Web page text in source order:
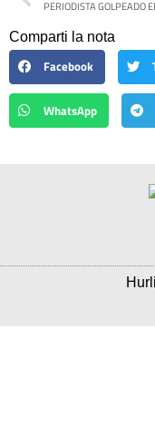
Comparti la nota
Facebook
WhatsApp